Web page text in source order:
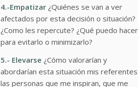
4.-Empatizar ¿Quiénes se van a ver
afectados por esta decisión o situación?
¿Como les repercute? ¿Qué puedo hacer
para evitarlo o minimizarlo?
5.- Elevarse ¿Cómo valorarían y
abordarían esta situación mis
las personas que me inspiran, que me